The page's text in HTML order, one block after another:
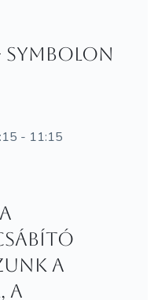
Symbolon
- 11:15
a
a